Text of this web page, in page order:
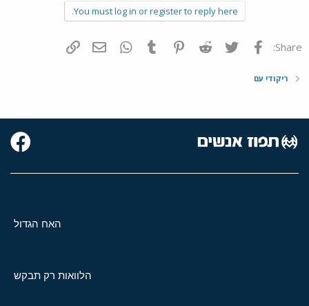
You must log in or register to reply here.
Share: פייסבוק Twitter
Reddit
Pinterest
Tumblr
WhatsAppדואר אלקטרוני
ריקודי עם
האח הגדול
הלוואות רק תבקש